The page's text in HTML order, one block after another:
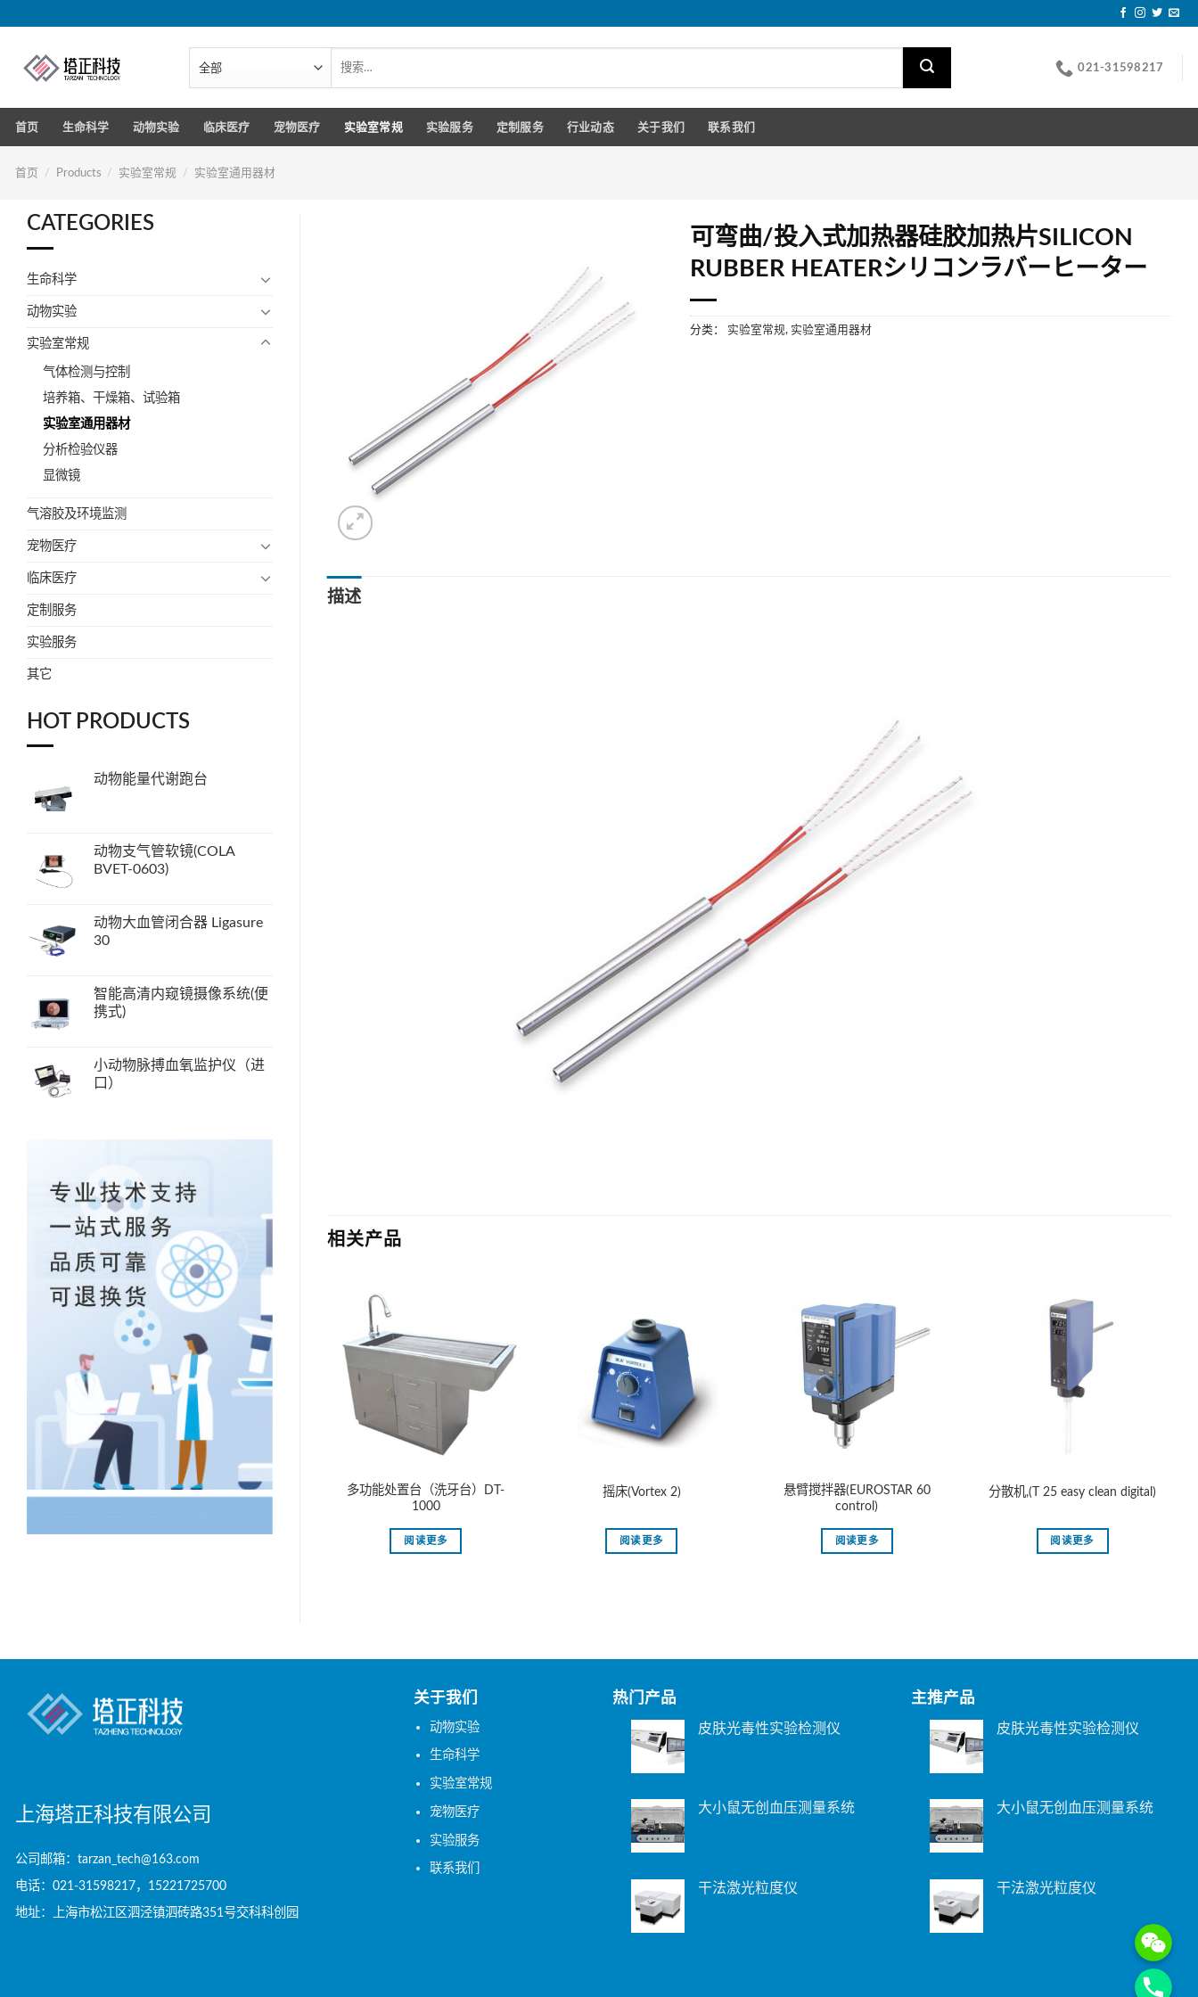
索：
021-31598217
首页 生命科学 动物实验 临床医疗 宠物医疗 实验室常规 实验服务 定制服务 行业动态 关于我们 联系我们
首页 / Products / 实验室常规 / 实验室通用器材
CATEGORIES
生命科学
动物实验
实验室常规
气体检测与控制
培养箱、干燥箱、试验箱
实验室通用器材
分析检验仪器
显微镜
气溶胶及环境监测
宠物医疗
临床医疗
定制服务
实验服务
其它
HOT PRODUCTS
动物能量代谢跑台
动物支气管软镜(COLA
BVET-0603)
动物大血管闭合器 Ligasure
30
智能高清内窥镜摄像系统(便
携式)
小动物脉搏血氧监护仪（进
口）
可弯曲/投入式加热器硅胶加热片SILICON
RUBBER HEATERシリコンラバーヒーター
分类： 实验室常规, 实验室通用器材
描述
相关产品
多功能处置台（洗牙台）DT-
1000
阅读更多
摇床(Vortex 2)
阅读更多
悬臂搅拌器(EUROSTAR 60
control)
阅读更多
分散机,(T 25 easy clean digital)
阅读更多
置台 DT-801
悬臂搅拌器(MINISTAR 20
上海塔正科技有限公司
公司邮箱：tarzan_tech@163.com
电话：021-31598217，15221725700
地址：上海市松江区泗泾镇泗砖路351号交科科创园
关于我们
动物实验
生命科学
实验室常规
宠物医疗
实验服务
联系我们
热门产品
皮肤光毒性实验检测仪
大小鼠无创血压测量系统
干法激光粒度仪
主推产品
皮肤光毒性实验检测仪
大小鼠无创血压测量系统
干法激光粒度仪
WeChat:
Phone